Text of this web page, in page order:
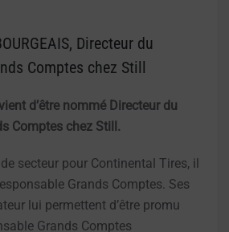
Directeur du
Comptes chez Still
d’être nommé Directeur du
Comptes chez Still.
secteur pour Continental Tires, il
Grands Comptes. Ses
lui permettent d’être promu
Grands Comptes